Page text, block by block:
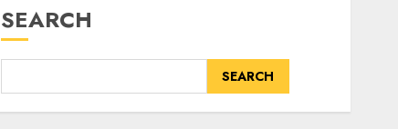
SEARCH
SEARCH